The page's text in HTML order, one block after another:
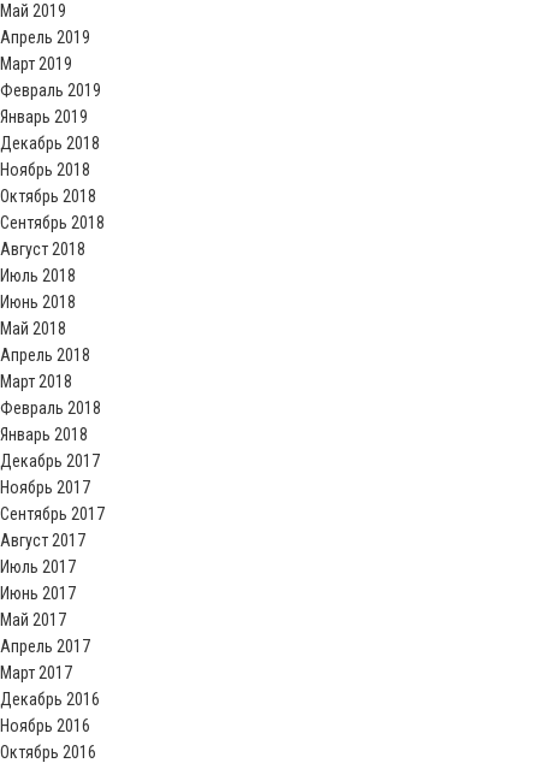
Май 2019
Апрель 2019
Март 2019
Февраль 2019
Январь 2019
Декабрь 2018
Ноябрь 2018
Октябрь 2018
Сентябрь 2018
Август 2018
Июль 2018
Июнь 2018
Май 2018
Апрель 2018
Март 2018
Февраль 2018
Январь 2018
Декабрь 2017
Ноябрь 2017
Сентябрь 2017
Август 2017
Июль 2017
Июнь 2017
Май 2017
Апрель 2017
Март 2017
Декабрь 2016
Ноябрь 2016
Октябрь 2016